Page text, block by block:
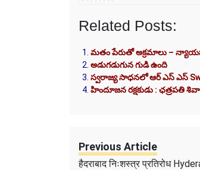
Related Posts:
మతం పేరుతో అక్రమాలు –
అడుగడుగున గుడి ఉంది
స్వరాజ్య సాధనలో ఆర్ ఎస్ ఎస్
హిందూజన రక్షకుడు : ఛత్రపతి
Previous Article
हैदराबाद निःशस्त्र प्रतिरोध